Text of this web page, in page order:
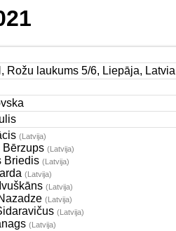
Rožu laukums 5/6, Liepāja, Latvia
(Latvija)
Bērzups (Latvija)
Briedis (Latvija)
(Latvija)
(Latvija)
(Latvija)
(Latvija)
(Latvija)